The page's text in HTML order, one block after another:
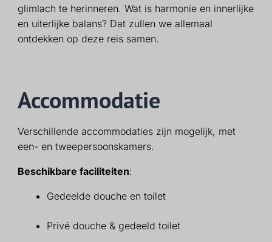
glimlach te herinneren. Wat is harmonie en innerlijke
en uiterlijke balans? Dat zullen we allemaal
ontdekken op deze reis samen.
Accommodatie
Verschillende accommodaties zijn mogelijk, met
een- en tweepersoonskamers.
Beschikbare faciliteiten:
Gedeelde douche en toilet
Privé douche & gedeeld toilet